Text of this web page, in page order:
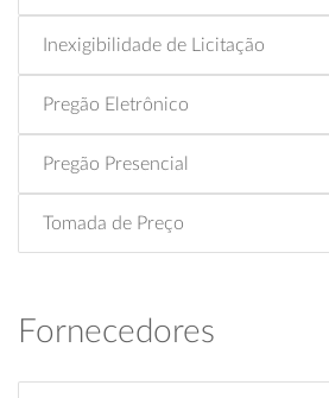
Inexigibilidade de Licitação
Pregão Eletrônico
Pregão Presencial
Tomada de Preço
Fornecedores